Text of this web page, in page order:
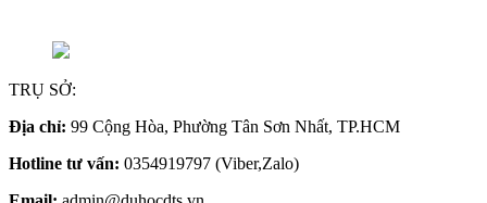
TRỤ SỞ:
Địa chỉ: 99 Cộng Hòa, Phường Tân Sơn Nhất, TP.HCM
Hotline tư vấn: 0354919797 (Viber,Zalo)